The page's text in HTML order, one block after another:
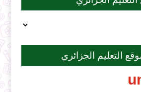
التعليم الجزائري
u